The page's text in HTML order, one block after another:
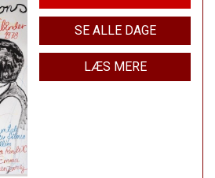
SE ALLE DAGE
LÆS MERE